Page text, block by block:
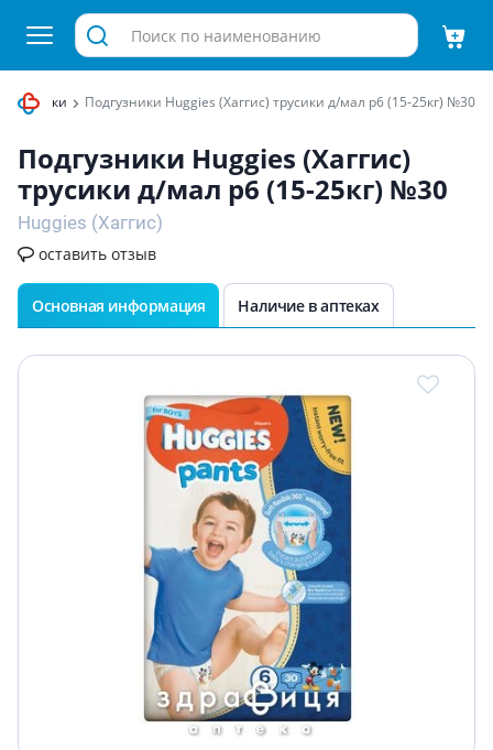
пеленки Подгузники Huggies (Хаггис) трусики д/мал р6 (15-25кг) №30
Подгузники Huggies (Хаггис)
трусики д/мал р6 (15-25кг) №30
Huggies (Хаггис)
оставить отзыв
Основная информация Наличие в аптеках